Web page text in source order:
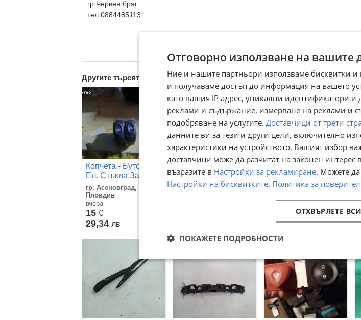
гр.Червен бряг
тел.0884485113
Другите търсят също
Копчета - Бутони
Ел. Стъкла За Рено
Клио 2 1999г /
Renault Clio 2
1990y
гр. Асеновград,
Пловдив
вчера
15 €
29,34 лв
копче аварийни за
Рено Меган комби
13285122 Бутони
аварийни и
заключване Opel
Astra J 13285122
20 февруари
23,47лв
Отговорно използване на вашите
Ние и нашите партньори използваме бисквитки
и получаваме достъп до информация на вашето
като вашия IP адрес, уникални идентификатори
реклами и съдържание, измерване на реклами и
подобряване на услугите. Доставчици от трети
данните ви за тези и други цели, включително
характеристики на устройството. Вашият избор
доставчици може да разчитат на законен интерес
възразите в Настройки за рекламиране. Можете да
Настройки на бисквитките. Политика за
ОТХВЪРЛЕТЕ
ПОКАЖЕТЕ ПОДРОБНОСТИ